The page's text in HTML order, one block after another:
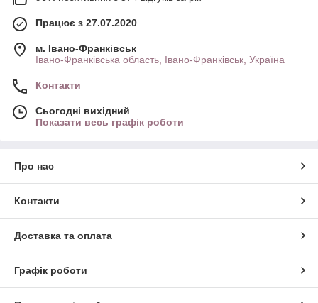
Працює з 27.07.2020
м. Івано-Франківськ
Івано-Франківська область, Івано-Франківськ, Україна
Контакти
Сьогодні вихідний
Показати весь графік роботи
Про нас
Контакти
Доставка та оплата
Графік роботи